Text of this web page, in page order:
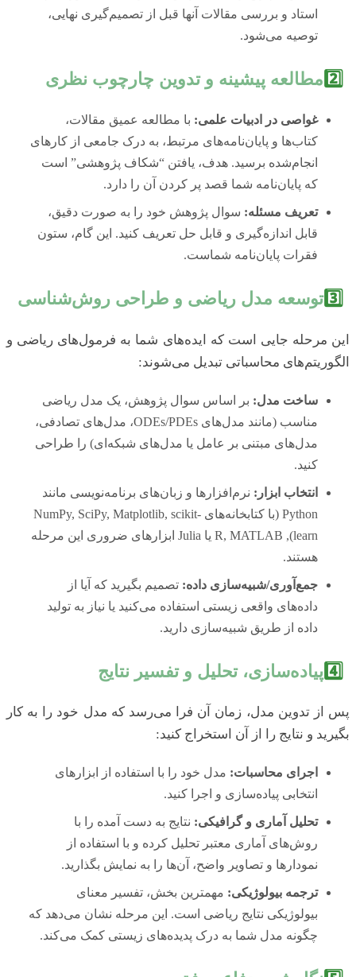
استاد و بررسی مقالات آنها قبل از تصمیم‌گیری نهایی،
توصیه می‌شود.
2️⃣ مطالعه پیشینه و تدوین چارچوب نظری
غواصی در ادبیات علمی: با مطالعه عمیق مقالات،
کتاب‌ها و پایان‌نامه‌های مرتبط، به درک جامعی از کارهای
انجام‌شده برسید. هدف، یافتن “شکاف پژوهشی” است
که پایان‌نامه شما قصد پر کردن آن را دارد.
تعریف مسئله: سوال پژوهش خود را به صورت دقیق،
قابل اندازه‌گیری و قابل حل تعریف کنید. این گام، ستون
فقرات پایان‌نامه شماست.
3️⃣توسعه مدل ریاضی و طراحی روش‌شناسی
این مرحله جایی است که ایده‌های شما به فرمول‌های ریاضی و
الگوریتم‌های محاسباتی تبدیل می‌شوند:
ساخت مدل: بر اساس سوال پژوهش، یک مدل ریاضی
مناسب (مانند مدل‌های ODEs/PDEs، مدل‌های تصادفی،
مدل‌های مبتنی بر عامل یا مدل‌های شبکه‌ای) را طراحی
کنید.
انتخاب ابزار: نرم‌افزارها و زبان‌های برنامه‌نویسی مانند
Python (با کتابخانه‌های NumPy, SciPy, Matplotlib, scikit-
learn), R, MATLAB یا Julia ابزارهای ضروری این مرحله
هستند.
جمع‌آوری/شبیه‌سازی داده: تصمیم بگیرید که آیا از
داده‌های واقعی زیستی استفاده می‌کنید یا نیاز به تولید
داده از طریق شبیه‌سازی دارید.
4️⃣ پیاده‌سازی، تحلیل و تفسیر نتایج
پس از تدوین مدل، زمان آن فرا می‌رسد که مدل خود را به کار
بگیرید و نتایج را از آن استخراج کنید:
اجرای محاسبات: مدل خود را با استفاده از ابزارهای
انتخابی پیاده‌سازی و اجرا کنید.
تحلیل آماری و گرافیکی: نتایج به دست آمده را با
روش‌های آماری معتبر تحلیل کرده و با استفاده از
نمودارها و تصاویر واضح، آن‌ها را به نمایش بگذارید.
ترجمه بیولوژیکی: مهمترین بخش، تفسیر معنای
بیولوژیکی نتایج ریاضی است. این مرحله نشان می‌دهد که
چگونه مدل شما به درک پدیده‌های زیستی کمک می‌کند.